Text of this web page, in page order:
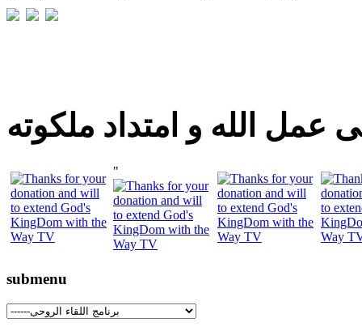
عمل الله و امتداد ملكوته
"
submenu